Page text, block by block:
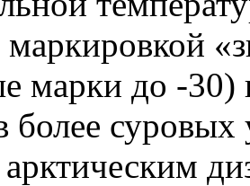
маркировкой
марки до -30)
более
арктическим